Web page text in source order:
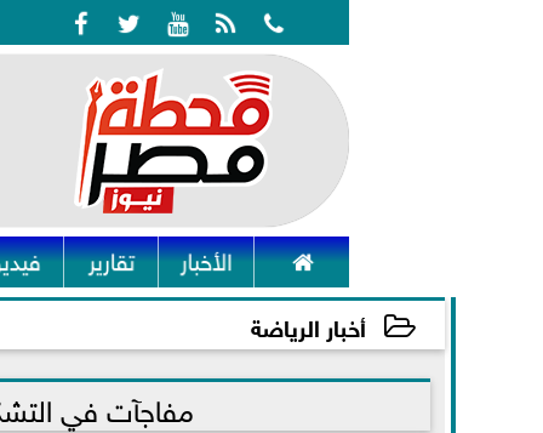
    
 الأخبار تقارير
أخبار الرياضة
2021-11-25 12:59:46 مفاجآت في